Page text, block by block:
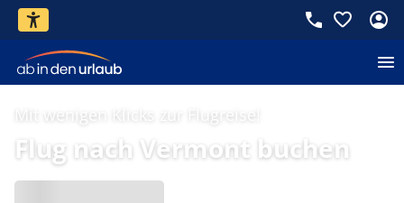
Mit wenigen Klicks zur Flugreise!
Flug nach Vermont buchen